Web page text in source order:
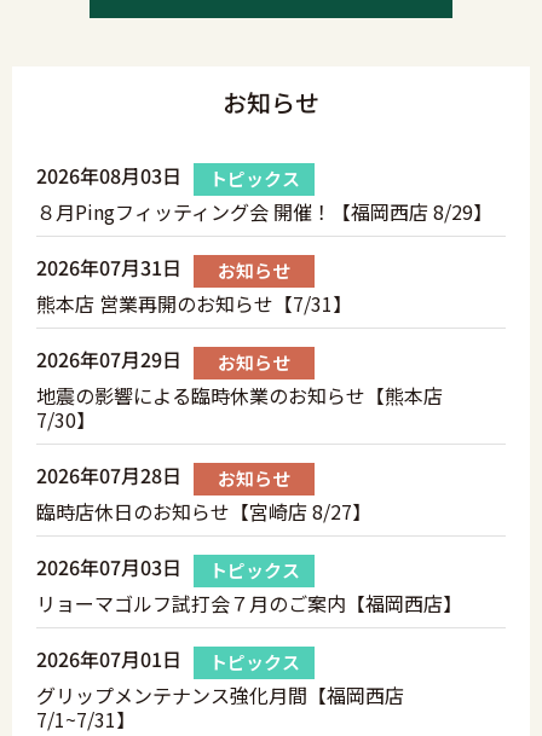
お知らせ
2026年08月03日 トピックス
８月Pingフィッティング会 開催！【福岡西店 8/29】
2026年07月31日
お知らせ
熊本店 営業再開のお知らせ【7/31】
2026年07月29日
お知らせ
地震の影響による臨時休業のお知らせ【熊本店
7/30】
2026年07月28日
お知らせ
臨時店休日のお知らせ【宮崎店 8/27】
2026年07月03日
トピックス
リョーマゴルフ試打会７月のご案内【福岡西店】
2026年07月01日
トピックス
グリップメンテナンス強化月間【福岡西店
7/1~7/31】